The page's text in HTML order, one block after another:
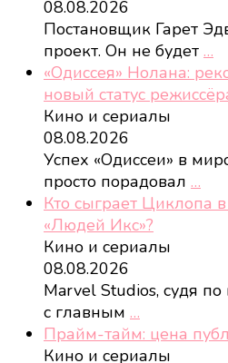
08.08.2026
Постановщик Гарет
проект. Он не будет …
«Одиссея» Нолана:
новый статус
Кино и сериалы
08.08.2026
Успех «Одиссеи» в
просто порадовал …
Кто сыграет Циклопа
«Людей Икс»?
Кино и сериалы
08.08.2026
Marvel Studios, судя
с главным …
Прайм-тайм: цена
Кино и сериалы